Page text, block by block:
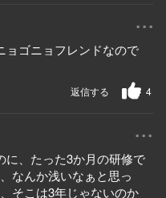
...
ョゴニョフレンドなので
4
返信する
...
に、たった3か月の研修で
なんか浅いなぁと思っ
そこは3年じゃないのか